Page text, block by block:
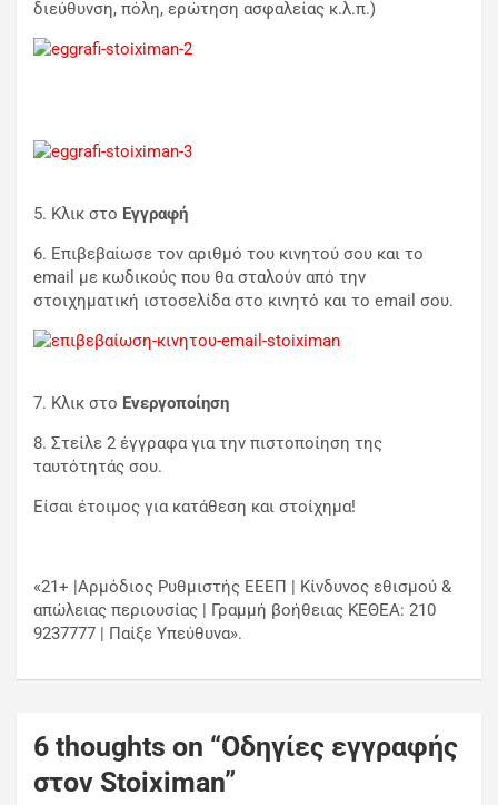
διεύθυνση, πόλη, ερώτηση ασφαλείας κ.λ.π.)
5. Κλικ στο Εγγραφή
6. Επιβεβαίωσε τον αριθμό του κινητού σου και το
email με κωδικούς που θα σταλούν από την
στοιχηματική ιστοσελίδα στο κινητό και το email σου.
7. Κλικ στο Ενεργοποίηση
8. Στείλε 2 έγγραφα για την πιστοποίηση της
ταυτότητάς σου.
Είσαι έτοιμος για κατάθεση και στοίχημα!
«21+ |Αρμόδιος Ρυθμιστής ΕΕΕΠ | Κίνδυνος εθισμού &
απώλειας περιουσίας | Γραμμή βοήθειας ΚΕΘΕΑ: 210
9237777 | Παίξε Υπεύθυνα».
6 thoughts on “Οδηγίες εγγραφής
στον Stoiximan”